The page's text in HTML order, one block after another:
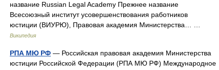
название Russian Legal Academy Прежнее название
Всесоюзный институт усовершенствования работников
юстиции (ВИУРЮ), Правовая академия Министерства… …
Википедия
РПА МЮ РФ — Российская правовая академия Министерства
юстиции Российской Федерации (РПА МЮ РФ) Международное